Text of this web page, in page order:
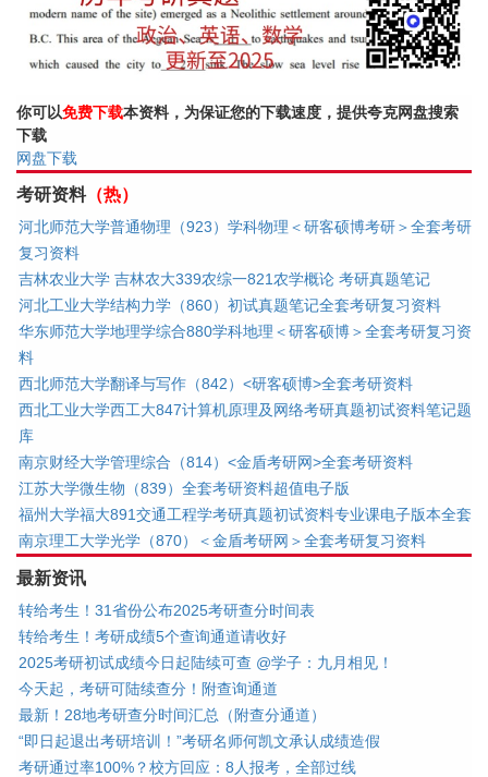
你可以免费下载本资料，为保证您的下载速度，提供夸克网盘搜索
下载
网盘下载
考研资料（热）
河北师范大学普通物理（923）学科物理＜研客硕博考研＞全套考研
复习资料
吉林农业大学 吉林农大339农综一821农学概论 考研真题笔记
河北工业大学结构力学（860）初试真题笔记全套考研复习资料
华东师范大学地理学综合880学科地理＜研客硕博＞全套考研复习资
料
西北师范大学翻译与写作（842）<研客硕博>全套考研资料
西北工业大学西工大847计算机原理及网络考研真题初试资料笔记题
库
南京财经大学管理综合（814）<金盾考研网>全套考研资料
江苏大学微生物（839）全套考研资料超值电子版
福州大学福大891交通工程学考研真题初试资料专业课电子版本全套
南京理工大学光学（870）＜金盾考研网＞全套考研复习资料
最新资讯
转给考生！31省份公布2025考研查分时间表
转给考生！考研成绩5个查询通道请收好
2025考研初试成绩今日起陆续可查 @学子：九月相见！
今天起，考研可陆续查分！附查询通道
最新！28地考研查分时间汇总（附查分通道）
“即日起退出考研培训！”考研名师何凯文承认成绩造假
考研通过率100%？校方回应：8人报考，全部过线